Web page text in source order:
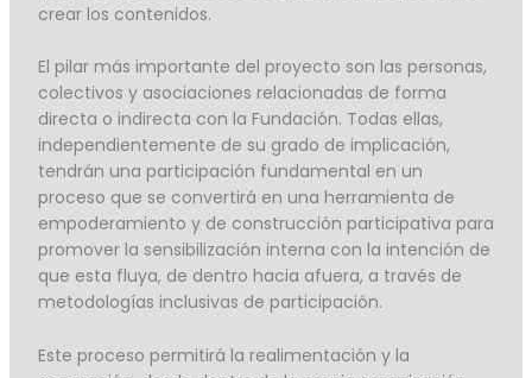
crear los contenidos.
El pilar más importante del proyecto son las personas,
colectivos y asociaciones relacionadas de forma
directa o indirecta con la Fundación. Todas ellas,
independientemente de su grado de implicación,
tendrán una participación fundamental en un
proceso que se convertirá en una herramienta de
empoderamiento y de construcción participativa para
promover la sensibilización interna con la intención de
que esta fluya, de dentro hacia afuera, a través de
metodologías inclusivas de participación.
Este proceso permitirá la realimentación y la